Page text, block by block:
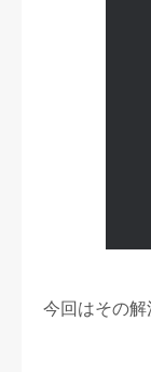
今回はその解